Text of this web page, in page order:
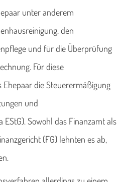
unter anderem
den
und für die Überprüfung
Für diese
die Steuerermäßigung
und
Sowohl das Finanzamt als
(FG) lehnten es ab,